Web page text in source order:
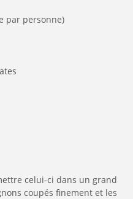
par personne)
celui-ci dans un grand
coupés finement et les